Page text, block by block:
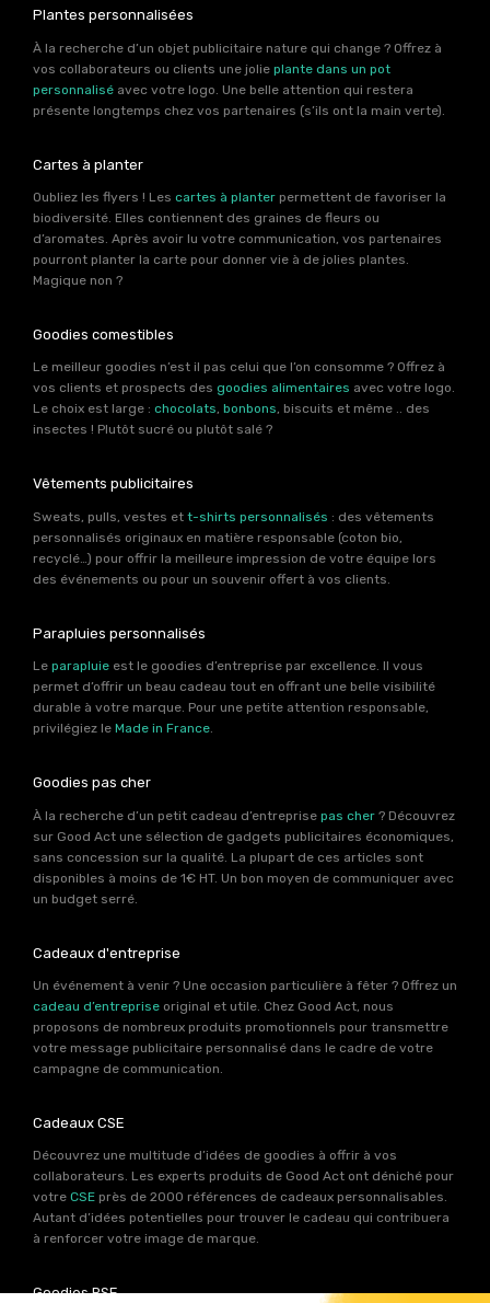
Plantes personnalisées
À la recherche d’un objet publicitaire nature qui change ? Offrez à
vos collaborateurs ou clients une jolie plante dans un pot
personnalisé avec votre logo. Une belle attention qui restera
présente longtemps chez vos partenaires (s’ils ont la main verte).
Cartes à planter
Oubliez les flyers ! Les cartes à planter permettent de favoriser la
biodiversité. Elles contiennent des graines de fleurs ou
d’aromates. Après avoir lu votre communication, vos partenaires
pourront planter la carte pour donner vie à de jolies plantes.
Magique non ?
Goodies comestibles
Le meilleur goodies n’est il pas celui que l’on consomme ? Offrez à
vos clients et prospects des goodies alimentaires avec votre logo.
Le choix est large : chocolats, bonbons, biscuits et même .. des
insectes ! Plutôt sucré ou plutôt salé ?
Vêtements publicitaires
Sweats, pulls, vestes et t-shirts personnalisés : des vêtements
personnalisés originaux en matière responsable (coton bio,
recyclé…) pour offrir la meilleure impression de votre équipe lors
des événements ou pour un souvenir offert à vos clients.
Parapluies personnalisés
Le parapluie est le goodies d’entreprise par excellence. Il vous
permet d’offrir un beau cadeau tout en offrant une belle visibilité
durable à votre marque. Pour une petite attention responsable,
privilégiez le Made in France.
Goodies pas cher
À la recherche d’un petit cadeau d’entreprise pas cher ? Découvrez
sur Good Act une sélection de gadgets publicitaires économiques,
sans concession sur la qualité. La plupart de ces articles sont
disponibles à moins de 1€ HT. Un bon moyen de communiquer avec
un budget serré.
Cadeaux d'entreprise
Un événement à venir ? Une occasion particulière à fêter ? Offrez un
cadeau d’entreprise original et utile. Chez Good Act, nous
proposons de nombreux produits promotionnels pour transmettre
votre message publicitaire personnalisé dans le cadre de votre
campagne de communication.
Cadeaux CSE
Découvrez une multitude d’idées de goodies à offrir à vos
collaborateurs. Les experts produits de Good Act ont déniché pour
votre CSE près de 2000 références de cadeaux personnalisables.
Autant d’idées potentielles pour trouver le cadeau qui contribuera
à renforcer votre image de marque.
Goodies RSE